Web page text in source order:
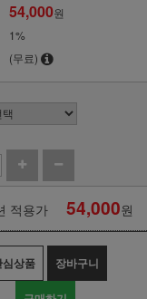
54,000원
1%
(무료)
적용가 54,000원
심상품 장바구니